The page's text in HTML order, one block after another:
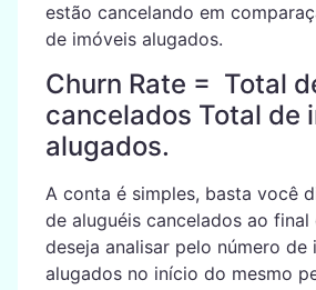
estão cancelando em
de imóveis alugados.
Churn Rate = Total
cancelados Total de
alugados.
A conta é simples, basta você
de aluguéis cancelados ao
deseja analisar pelo número de
alugados no início do mesmo